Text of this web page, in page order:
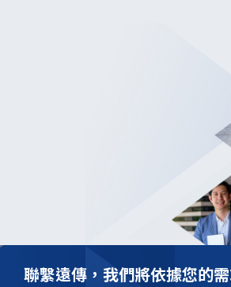
聯繫遠傳，我們將依據您的